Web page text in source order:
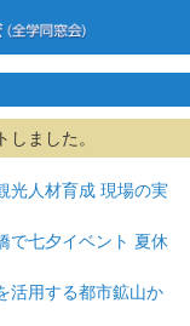
しました。
光人材育成 現場の実
で七夕イベント 夏休
活用する都市鉱山か